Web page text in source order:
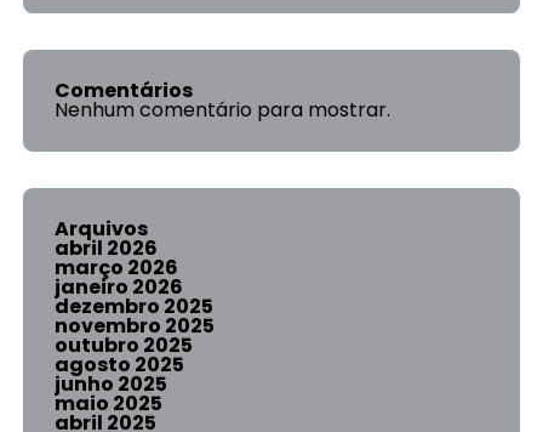
Comentários
Nenhum comentário para mostrar.
Arquivos
abril 2026
março 2026
janeiro 2026
dezembro 2025
novembro 2025
outubro 2025
agosto 2025
junho 2025
maio 2025
abril 2025